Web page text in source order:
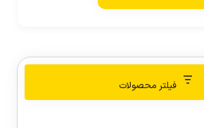
فیلتر محصولات